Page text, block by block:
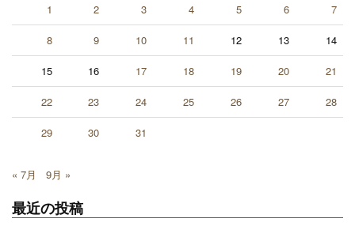
1 2 3 4 5 6 7
8 9 10 11 12 13 14
15 16 17 18 19 20 21
22 23 24 25 26 27 28
29 30 31
« 7月 9月 »
最近の投稿